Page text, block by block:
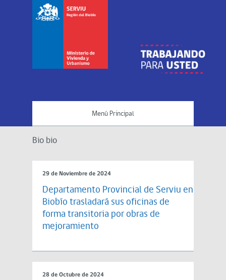
Menú Principal
Bio bio
29 de Noviembre de 2024
Departamento Provincial de Serviu en
Biobío trasladará sus oficinas de
forma transitoria por obras de
mejoramiento
28 de Octubre de 2024